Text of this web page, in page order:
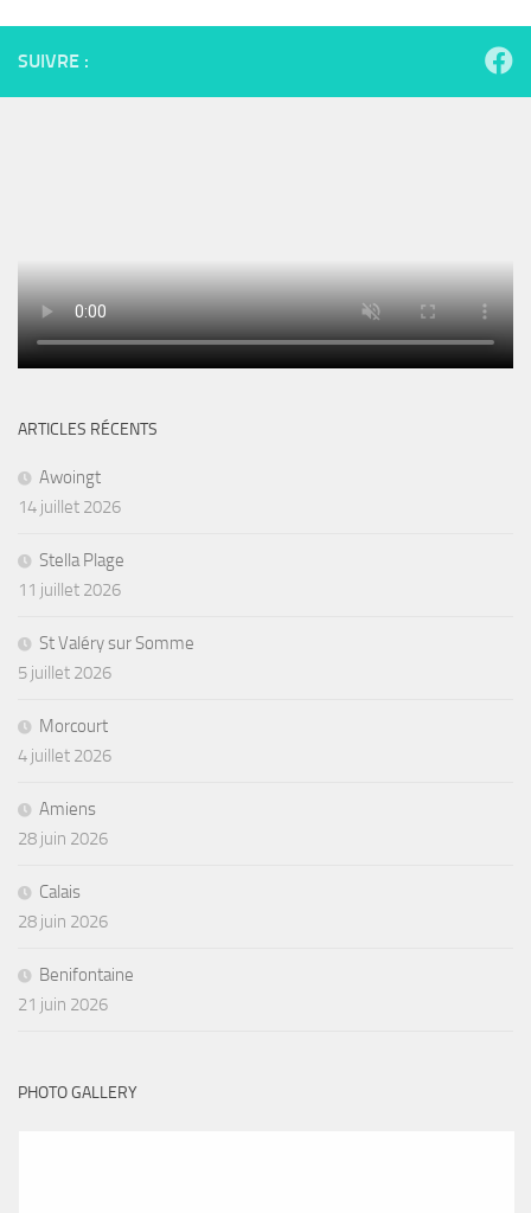
SUIVRE :
ARTICLES RÉCENTS
Awoingt
14 juillet 2026
Stella Plage
11 juillet 2026
St Valéry sur Somme
5 juillet 2026
Morcourt
4 juillet 2026
Amiens
28 juin 2026
Calais
28 juin 2026
Benifontaine
21 juin 2026
PHOTO GALLERY